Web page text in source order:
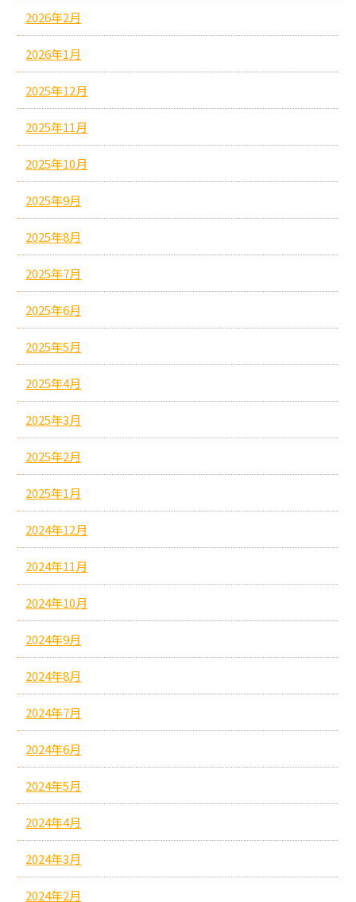
2026年2月
2026年1月
2025年12月
2025年11月
2025年10月
2025年9月
2025年8月
2025年7月
2025年6月
2025年5月
2025年4月
2025年3月
2025年2月
2025年1月
2024年12月
2024年11月
2024年10月
2024年9月
2024年8月
2024年7月
2024年6月
2024年5月
2024年4月
2024年3月
2024年2月